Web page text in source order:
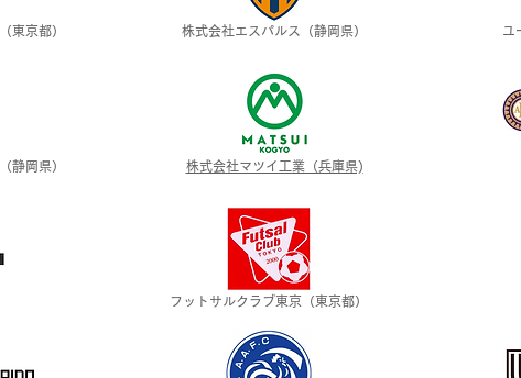
東京都）
静岡県）
株式会社エスパルス（静岡県）
株式会社マツイ工業（兵庫県)
フットサルクラブ東京（東京都）
ユ